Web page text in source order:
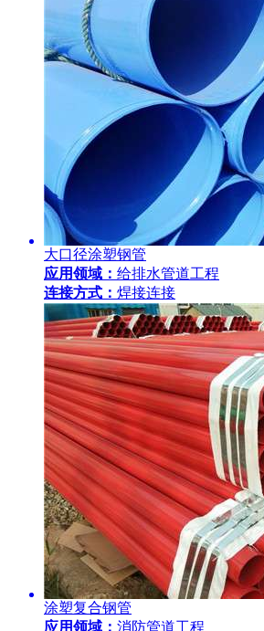
大口径涂塑钢管
应用领域： 给排水管道工程
连接方式： 焊接连接
涂塑复合钢管
应用领域： 消防管道工程